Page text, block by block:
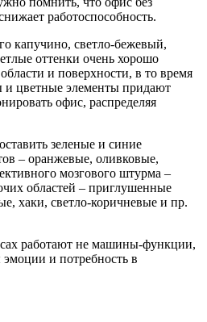
работоспособность.
капучино, светло-бежевый,
оттенки очень хорошо
и поверхности, в то время
и цветные элементы придают
офис, распределяя
зеленые и синие
– оранжевые, оливковые,
мозгового штурма –
областей – приглушенные
хаки, светло-коричневые и пр.
работают не машины-функции,
и потребность в